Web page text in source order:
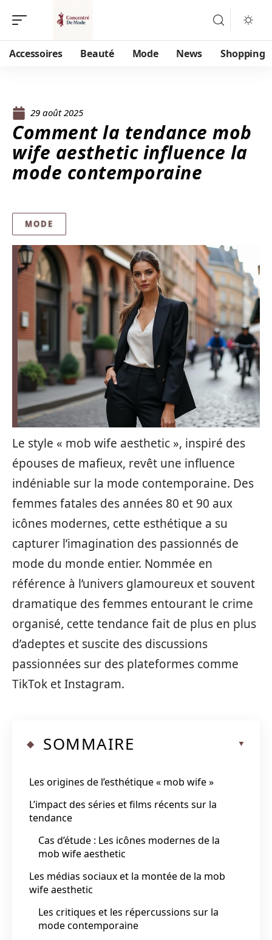
Accessoires Beauté Mode News Shopping
29 août 2025
Comment la tendance mob
wife aesthetic influence la
mode contemporaine
MODE
Le style « mob wife aesthetic », inspiré des
épouses de mafieux, revêt une influence
indéniable sur la mode contemporaine. Des
femmes fatales des années 80 et 90 aux
icônes modernes, cette esthétique a su
capturer l’imagination des passionnés de
mode du monde entier. Nommée en
référence à l’univers glamoureux et souvent
dramatique des femmes entourant le crime
organisé, cette tendance fait de plus en plus
d’adeptes et suscite des discussions
passionnées sur des plateformes comme
TikTok et Instagram.
SOMMAIRE
Les origines de l’esthétique « mob wife »
L’impact des séries et films récents sur la
tendance
Cas d’étude : Les icônes modernes de la
mob wife aesthetic
Les médias sociaux et la montée de la mob
wife aesthetic
Les critiques et les répercussions sur la
mode contemporaine